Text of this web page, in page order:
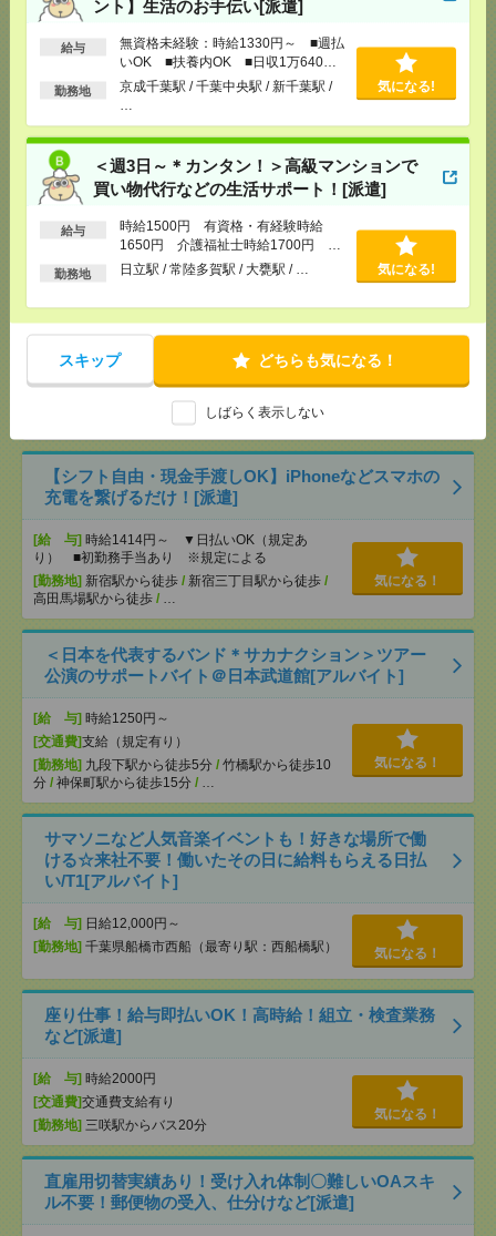
ント】生活のお手伝い[派遣]
給与
無資格未経験：時給1330円～ ■週払
いOK ■扶養内OK ■日収1万640円
以上
勤務地
京成千葉駅 / 千葉中央駅 / 新千葉駅 /
気になる!
＜週3日～＊カンタン！＞高級マンションで
買い物代行などの生活サポート！[派遣]
給与
時給1500円 有資格・有経験時給
1650円 介護福祉士時給1700円 ■
日払いOK（規定あり）※即日払い不
勤務地 日立駅 / 常陸多賀駅 / 大甕駅 / … 気になる!
スキップ どちらも気になる！
しばらく表示しない
[交通費]交通費全額支給
[勤務地]日立駅/常陸多賀駅 / 大甕駅/…
＼駅から徒歩1分／電話応対ほぼナシ！人気のコツコ
ツ事務[派遣]
[給 与]
時給1600円 月収例：268,800円（月21日
勤務・残業なしの場合）
[交通費]全額支給
[勤務地]京成津田沼駅から徒歩1分
有名私立中学校！業界未経験OK！学校ではたらこ
う！＠日吉[派遣]
[給 与]時給1500円 月収例 210,000円
日吉(神奈川県)駅から徒歩10分
【シフト自由・現金手渡しOK】iPhoneなどスマホの
充電を繋げるだけ！[派遣]
[給 与] 時給1414円～ ▼日払いOK（規定あ
り） ■初勤務手当あり ※規定による
[勤務地] 新宿駅から徒歩 / 新宿三丁目駅から徒歩 /
高田馬場駅から徒歩 / …
気になる！
＜日本を代表するバンド＊サカナクション＞ツアー
公演のサポートバイト＠日本武道館[アルバイト]
[給 与] 時給1250円～
[交通費]支給（規定有り）
[勤務地] 九段下駅から徒歩5分 / 竹橋駅から徒歩10
分 / 神保町駅から徒歩15分 / …
気になる！
サマソニなど人気音楽イベントも！好きな場所で働
ける☆来社不要！働いたその日に給料もらえる日払
い/T1[アルバイト]
[給 与] 日給12,000円～
[勤務地] 千葉県船橋市西船（最寄り駅：西船橋駅） 気になる！
座り仕事！給与即払いOK！高時給！組立・検査業務
など[派遣]
[給 与] 時給2000円
[交通費]交通費支給有り
[勤務地] 三咲駅からバス20分
気になる！
直雇用切替実績あり！受け入れ体制〇難しいOAスキ
ル不要！郵便物の受入、仕分けなど[派遣]